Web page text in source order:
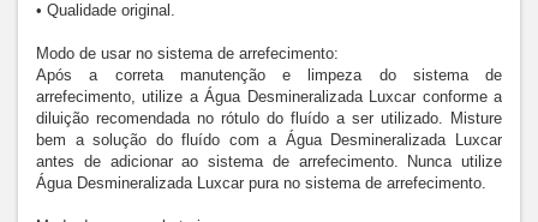
• Qualidade original.
Modo de usar no sistema de arrefecimento:
Após a correta manutenção e limpeza do sistema de
arrefecimento, utilize a Água Desmineralizada Luxcar conforme a
diluição recomendada no rótulo do fluído a ser utilizado. Misture
bem a solução do fluído com a Água Desmineralizada Luxcar
antes de adicionar ao sistema de arrefecimento. Nunca utilize
Água Desmineralizada Luxcar pura no sistema de arrefecimento.